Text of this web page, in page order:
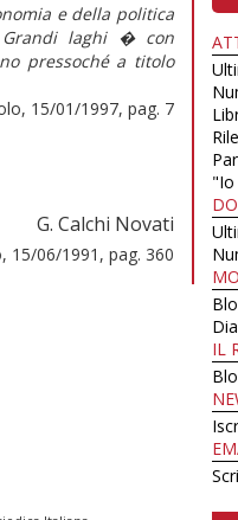
e della politica
laghi � con
pressoché a titolo
15/01/1997, pag. 7
G. Calchi Novati
15/06/1991, pag. 360
"Io
IL